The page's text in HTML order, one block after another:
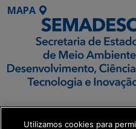
MAPA
SETDIG | Secretaria-
Executiva de
Utilizamos cookies para